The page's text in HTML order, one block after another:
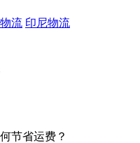
流 印尼物流
节省运费？